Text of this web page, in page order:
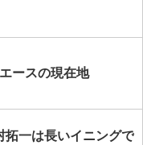
ースの現在地
拓一は長いイニングで